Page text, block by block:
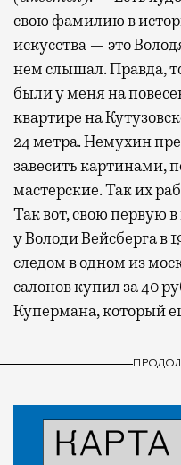
свою фамилию в
искусства — это
нем слышал. Правда,
были у меня на
квартире на
24 метра. Немухин
завесить картинами,
мастерские. Так их
Так вот, свою первую
у Володи Вейсберга в
следом в одном из
салонов купил за 40
Купермана, который